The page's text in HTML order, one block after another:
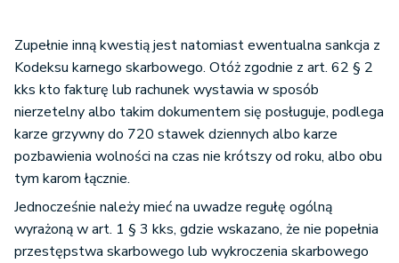
Zupełnie inną kwestią jest natomiast ewentualna sankcja z
Kodeksu karnego skarbowego. Otóż zgodnie z art. 62 § 2
kks kto fakturę lub rachunek wystawia w sposób
nierzetelny albo takim dokumentem się posługuje, podlega
karze grzywny do 720 stawek dziennych albo karze
pozbawienia wolności na czas nie krótszy od roku, albo obu
tym karom łącznie.
Jednocześnie należy mieć na uwadze regułę ogólną
wyrażoną w art. 1 § 3 kks, gdzie wskazano, że nie popełnia
przestępstwa skarbowego lub wykroczenia skarbowego